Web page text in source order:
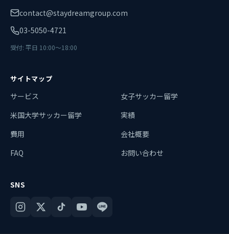
contact@staydreamgroup.com
03-5050-4721
受付: 平日 10:00〜18:00
サイトマップ
サービス
女子サッカー留学
米国大学サッカー留学
実績
費用
会社概要
FAQ
お問い合わせ
SNS